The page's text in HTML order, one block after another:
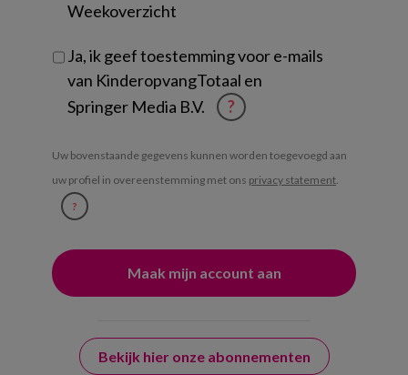
Weekoverzicht
Ja, ik geef toestemming voor e-mails
van KinderopvangTotaal en
Springer Media B.V.
?
Uw bovenstaande gegevens kunnen worden toegevoegd aan
uw profiel in overeenstemming met ons privacy statement.
?
Bekijk hier onze abonnementen